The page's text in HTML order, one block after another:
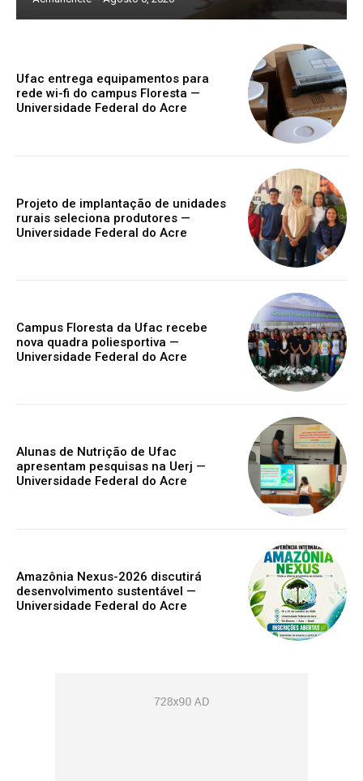
Ufac entrega equipamentos para
rede wi-fi do campus Floresta —
Universidade Federal do Acre
Projeto de implantação de unidades
rurais seleciona produtores —
Universidade Federal do Acre
Campus Floresta da Ufac recebe
nova quadra poliesportiva —
Universidade Federal do Acre
Alunas de Nutrição de Ufac
apresentam pesquisas na Uerj —
Universidade Federal do Acre
Amazônia Nexus-2026 discutirá
desenvolvimento sustentável —
Universidade Federal do Acre